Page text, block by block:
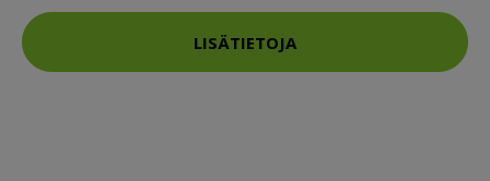
LISÄTIETOJA